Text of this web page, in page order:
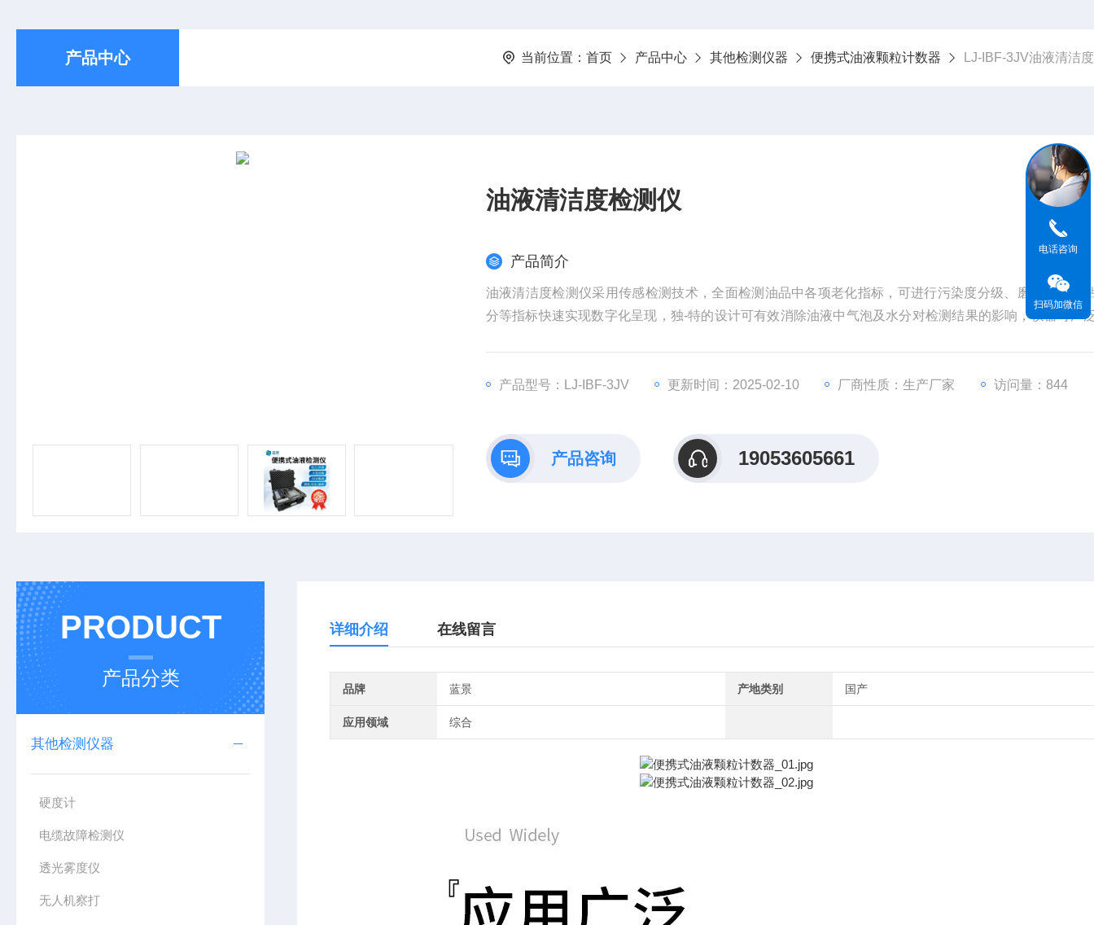
产品中心 当前位置： 首页 产品中心 其他检测仪器 便携式油液颗粒计数器 LJ-IBF-3JV油液清洁
油液清洁度检测仪
产品简介
油液清洁度检测仪采用传感检测技术，全面检测油品中各项老化指标，可进行污染度分级、磨损分级、
分等指标快速实现数字化呈现，独-特的设计可有效消除油液中气泡及水分对检测结果的影响，仪器可广
测 产品型号：LJ-IBF-3JV 更新时间：2025-02-10 厂商性质：生产厂家 访问量：844
产品咨询 19053605661
PRODUCT
产品分类
其他检测仪器
硬度计
电缆故障检测仪
透光雾度仪
无人机察打
详细介绍 在线留言
品牌 蓝景 产地类别 国产
应用领域 综合
电话咨询
扫码加微信